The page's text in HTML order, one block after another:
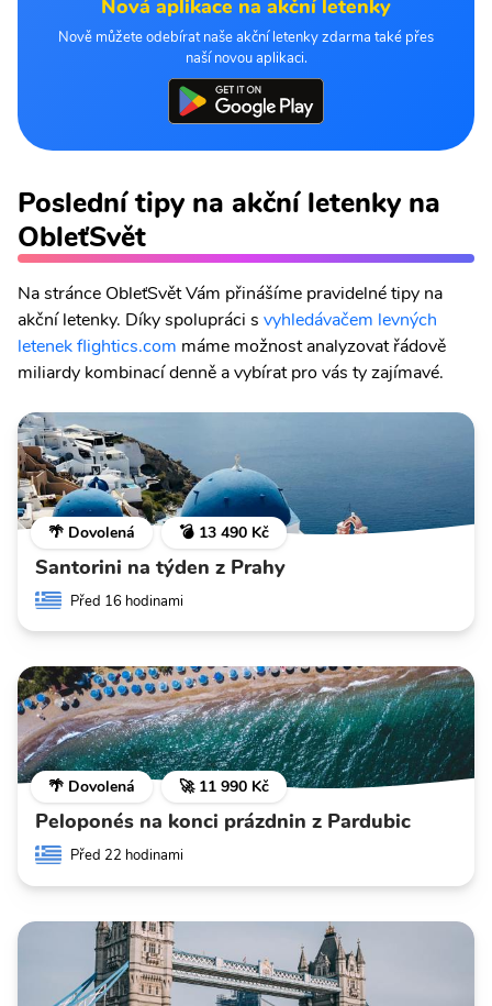
Nová aplikace na akční letenky
Nově můžete odebírat naše akční letenky zdarma také přes
naší novou aplikaci.
Poslední tipy na akční letenky na
ObleťSvět
Na stránce ObleťSvět Vám přinášíme pravidelné tipy na
akční letenky. Díky spolupráci s vyhledávačem levných
letenek flightics.com máme možnost analyzovat řádově
miliardy kombinací denně a vybírat pro vás ty zajímavé.
🌴 Dovolená 💣 13 490 Kč
Santorini na týden z Prahy
Před 16 hodinami
🌴 Dovolená 🚀 11 990 Kč
Peloponés na konci prázdnin z Pardubic
Před 22 hodinami